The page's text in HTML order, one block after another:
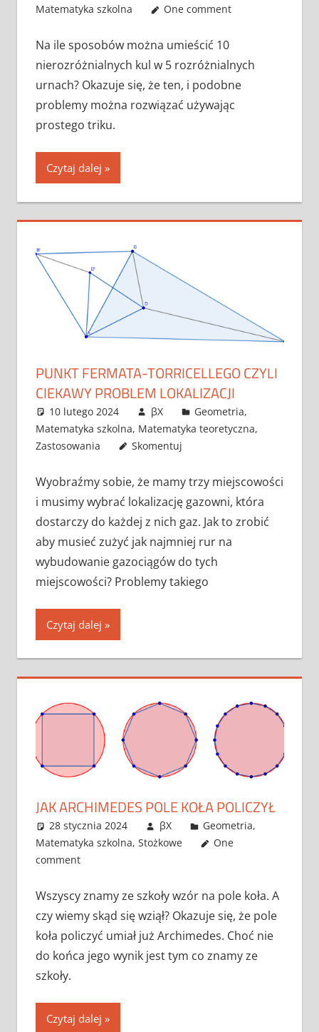
Matematyka szkolna
One comment
Na ile sposobów można umieścić 10
nierozróżnialnych kul w 5 rozróżnialnych
urnach? Okazuje się, że ten, i podobne
problemy można rozwiązać używając
prostego triku.
Czytaj dalej
PUNKT FERMATA-TORRICELLEGO CZYLI
CIEKAWY PROBLEM LOKALIZACJI
10 lutego 2024 βX Geometria,
Matematyka szkolna, Matematyka teoretyczna,
Zastosowania
Skomentuj
Wyobraźmy sobie, że mamy trzy miejscowości
i musimy wybrać lokalizację gazowni, która
dostarczy do każdej z nich gaz. Jak to zrobić
aby musieć zużyć jak najmniej rur na
wybudowanie gazociągów do tych
miejscowości? Problemy takiego
Czytaj dalej
JAK ARCHIMEDES POLE KOŁA POLICZYŁ
28 stycznia 2024 βX Geometria,
Matematyka szkolna, Stożkowe
One
comment
Wszyscy znamy ze szkoły wzór na pole koła. A
czy wiemy skąd się wziął? Okazuje się, że pole
koła policzyć umiał już Archimedes. Choć nie
do końca jego wynik jest tym co znamy ze
szkoły.
Czytaj dalej